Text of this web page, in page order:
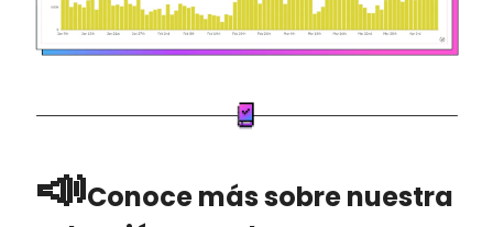
📣Conoce más sobre nuestra